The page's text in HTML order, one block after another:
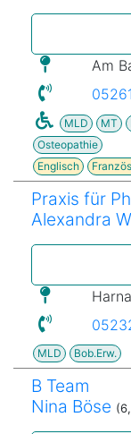
Am
MLD MT
Osteopathie
Englisch
Praxis für
Alexandra
MLD Bob.Erw.
B Team
Nina Böse